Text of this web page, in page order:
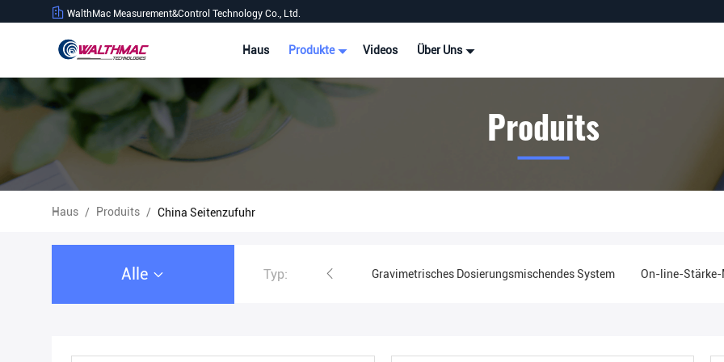
WalthMac Measurement&Control Technology Co., Ltd.
Haus Produkte Videos Über Uns
Produits
Haus / Produits / China Seitenzufuhr
Alle Typ:
Gravimetrisches Fütterungssystem Gravimetrisches Dosierungsmischendes System On-line-